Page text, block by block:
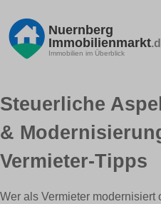
Nuernberg
Immobilienmarkt
Immobilien im Überblick
Steuerliche
&
Vermieter-Tipps
Wer als Vermieter modernisiert